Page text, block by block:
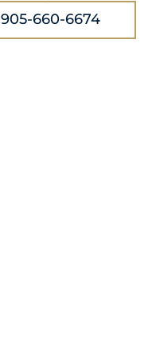
905-660-6674